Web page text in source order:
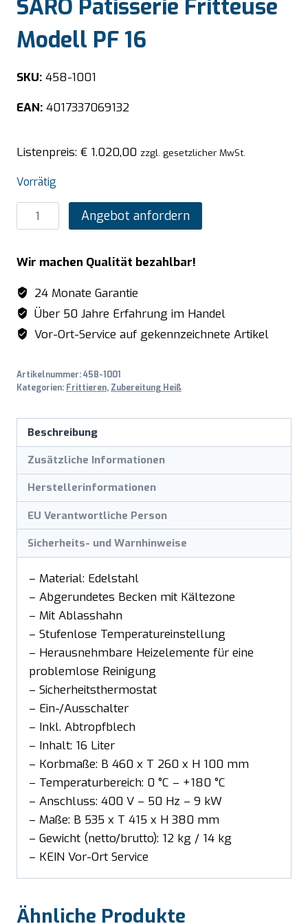
SARO Patisserie Fritteuse
Modell PF 16
SKU: 458-1001
EAN: 4017337069132
Listenpreis: € 1.020,00 zzgl. gesetzlicher MwSt.
Vorrätig
SARO
Patisserie
Modell
PF
16
Menge
Angebot anfordern
Wir machen Qualität bezahlbar!
24 Monate Garantie
Über 50 Jahre Erfahrung im Handel
Vor-Ort-Service auf gekennzeichnete Artikel
Artikelnummer:458-1001
Kategorien: Frittieren, Zubereitung Heiß
Beschreibung
Zusätzliche Informationen
Herstellerinformationen
EU Verantwortliche Person
Sicherheits- und Warnhinweise
– Material: Edelstahl
– Abgerundetes Becken mit Kältezone
– Mit Ablasshahn
– Stufenlose Temperatureinstellung
– Herausnehmbare Heizelemente für eine
problemlose Reinigung
– Sicherheitsthermostat
– Ein-/Ausschalter
– Inkl. Abtropfblech
– Inhalt: 16 Liter
– Korbmaße: B 460 x T 260 x H 100 mm
– Temperaturbereich: 0 °C – +180 °C
– Anschluss: 400 V – 50 Hz – 9 kW
– Maße: B 535 x T 415 x H 380 mm
– Gewicht (netto/brutto): 12 kg / 14 kg
– KEIN Vor-Ort Service
Ähnliche Produkte